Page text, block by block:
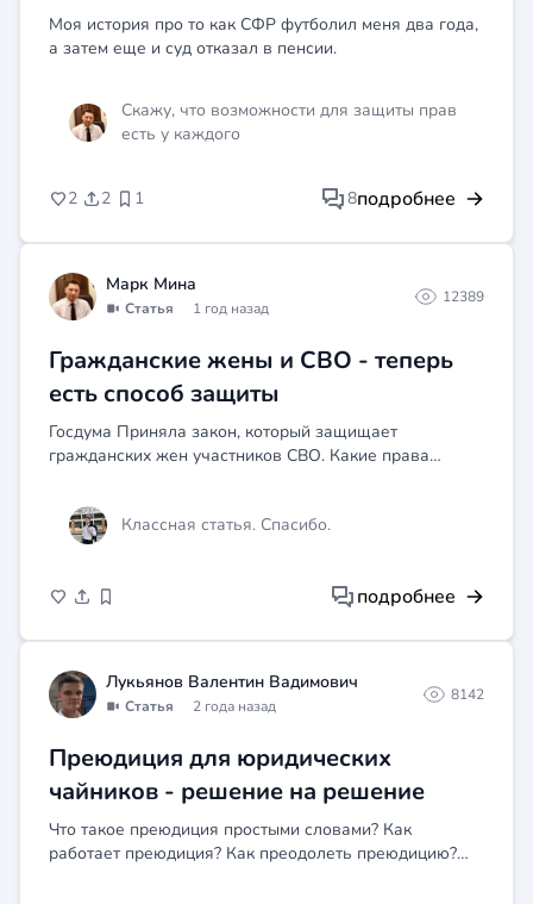
Моя история про то как СФР футболил меня два года,
а затем еще и суд отказал в пенсии.
Скажу, что возможности для защиты прав
есть у каждого
2 2 1 8подробнее
Марк Мина
Статья 1 год назад
12389
Гражданские жены и СВО - теперь
есть способ защиты
Госдума Приняла закон, который защищает
гражданских жен участников СВО. Какие права
пропажи гражданского мужа.
Классная статья. Спасибо.
подробнее
Лукьянов Валентин Вадимович
Статья 2 года назад
8142
Преюдиция для юридических
чайников - решение на решение
Что такое преюдиция простыми словами? Как
работает преюдиция? Как преодолеть преюдицию?